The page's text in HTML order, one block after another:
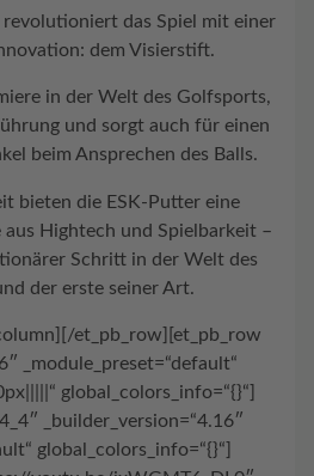
revolutioniert das Spiel mit einer
dem Visierstift.
in der Welt des Golfsports,
und sorgt auch für einen
beim Ansprechen des Balls.
bieten die ESK-Putter eine
aus Hightech und Spielbarkeit –
Schritt in der Welt des
der erste seiner Art.
et_pb_row][et_pb_row
_module_preset=“default“
global_colors_info=“{}“]
_builder_version=“4.16″
global_colors_info=“{}“]